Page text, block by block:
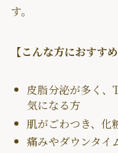
す。
【こんな方におすすめ
皮脂分泌が多く、
気になる方
肌がごわつき、化
痛みやダウンタイ